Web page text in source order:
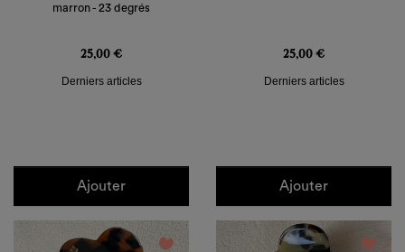
marron - 23 degrés
25,00 €
Derniers articles
Ajouter
25,00 €
Derniers articles
Ajouter
favorite_border favorite_border